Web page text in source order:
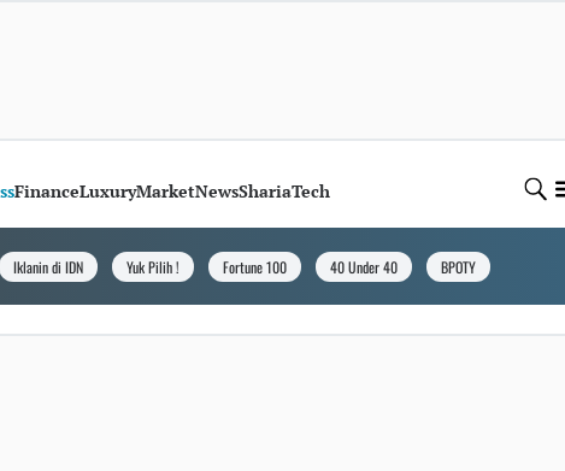
FinanceLuxuryMarketNewsShariaTech
Iklanin di IDN Yuk Pilih ! Fortune 100 40 Under 40 BPOTY